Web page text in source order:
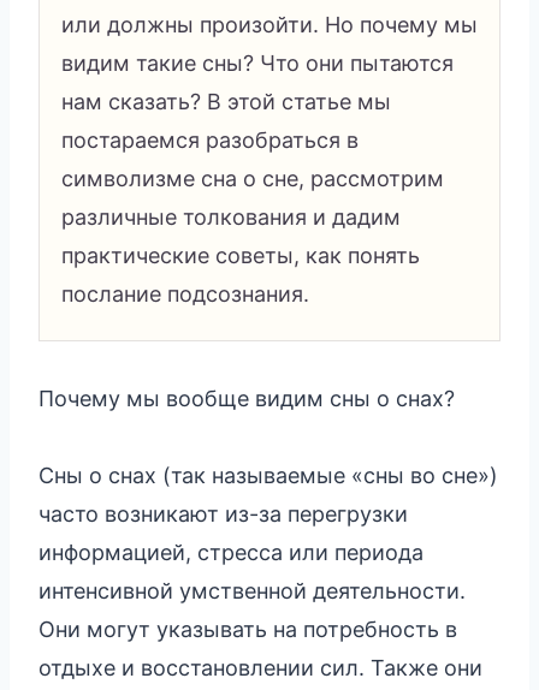
или должны произойти. Но почему мы
видим такие сны? Что они пытаются
нам сказать? В этой статье мы
постараемся разобраться в
символизме сна о сне, рассмотрим
различные толкования и дадим
практические советы, как понять
послание подсознания.
Почему мы вообще видим сны о снах?
Сны о снах (так называемые «сны во сне»)
часто возникают из-за перегрузки
информацией, стресса или периода
интенсивной умственной деятельности.
Они могут указывать на потребность в
отдыхе и восстановлении сил. Также они